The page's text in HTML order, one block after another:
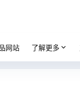
网站 了解更多